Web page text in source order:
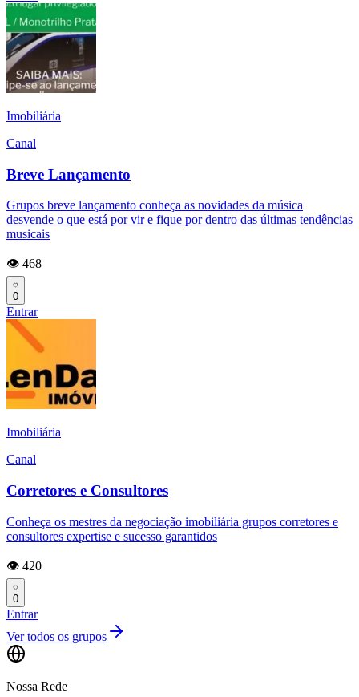
Imobiliária
Canal
Breve Lançamento
Grupos breve lançamento conheça as novidades da música
desvende o que está por vir e fique por dentro das últimas tendências
musicais
👁️ 468
0
Entrar
Imobiliária
Canal
Corretores e Consultores
Conheça os mestres da negociação imobiliária grupos corretores e
consultores expertise e sucesso garantidos
👁️ 420
0
Entrar
Ver todos os grupos
Nossa Rede